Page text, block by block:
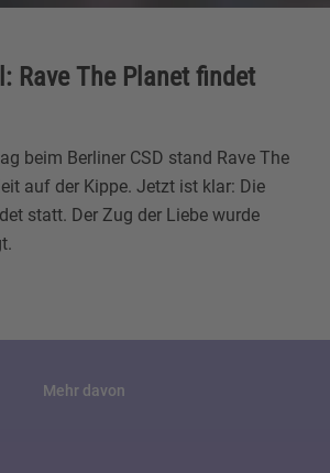
Rave The Planet findet
beim Berliner CSD stand Rave The
auf der Kippe. Jetzt ist klar: Die
statt. Der Zug der Liebe wurde
Mehr davon